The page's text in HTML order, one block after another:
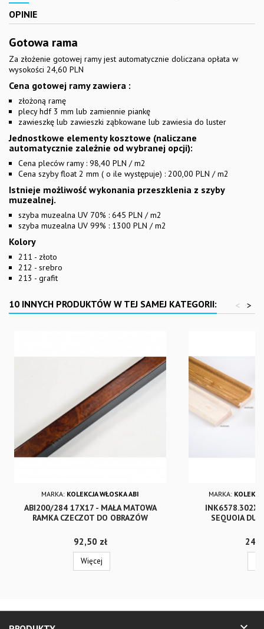
OPINIE
Gotowa rama
Za złożenie gotowej ramy jest automatycznie doliczana opłata w
wysokości 24,60 PLN
Cena gotowej ramy zawiera :
złożoną ramę
plecy hdf 3 mm lub zamiennie piankę
zawieszkę lub zawieszki ząbkowane lub zawiesia do luster
Jednostkowe elementy kosztowe (naliczane
automatycznie zależnie od wybranej opcji):
Cena pleców ramy : 98,40 PLN / m2
Cena szyby float 2 mm ( o ile występuje) : 200,00 PLN / m2
Istnieje możliwość wykonania przeszklenia z szyby
muzealnej.
szyba muzealna UV 70% : 645 PLN / m2
szyba muzealna UV 99% : 1300 PLN / m2
Kolory
211 - złoto
212 - srebro
213 - grafit
10 INNYCH PRODUKTÓW W TEJ SAMEJ KATEGORII: >
<
MARKA: KOLEKCJA WŁOSKA ABI
ABI200/284 17X17 - MAŁA MATOWA
RAMKA CZECZOT DO OBRAZÓW
Cena
92,50 zł
Więcej
MARKA:
INK6578.302X
SEQUOIA
Cena